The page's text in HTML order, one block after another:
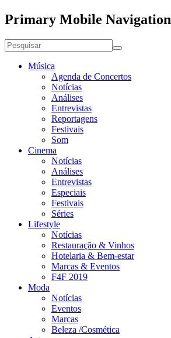
Primary Mobile Navigation
Música
Agenda de Concertos
Notícias
Análises
Entrevistas
Reportagens
Festivais
Som
Cinema
Notícias
Análises
Entrevistas
Especiais
Festivais
Séries
Lifestyle
Notícias
Restauração & Vinhos
Hotelaria & Bem-estar
Marcas & Eventos
F4F 2019
Moda
Notícias
Eventos
Marcas
Beleza /Cosmética